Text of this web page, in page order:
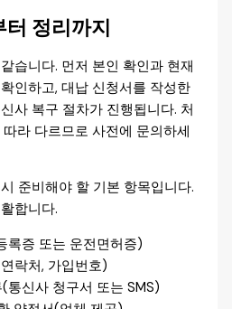
터 정리까지
습니다. 먼저 본인 확인과 현재
인하고, 대납 신청서를 작성한
사 복구 절차가 진행됩니다. 처
라 다르므로 사전에 문의하세
준비해야 할 기본 항목입니다.
합니다.
록증 또는 운전면허증)
락처, 가입번호)
통신사 청구서 또는 SMS)